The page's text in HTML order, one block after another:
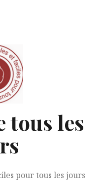
tous les
pour tous les jours